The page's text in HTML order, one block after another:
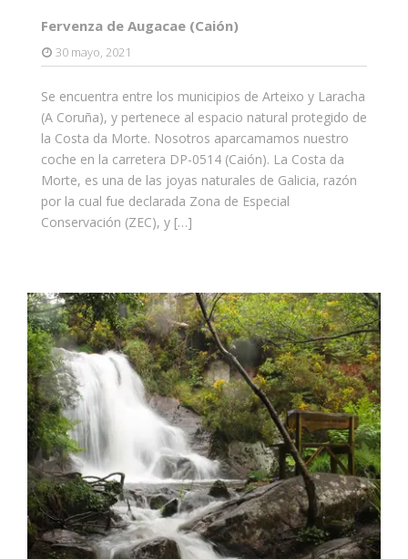
Fervenza de Augacae (Caión)
30 mayo, 2021
Se encuentra entre los municipios de Arteixo y Laracha
(A Coruña), y pertenece al espacio natural protegido de
la Costa da Morte. Nosotros aparcamamos nuestro
coche en la carretera DP-0514 (Caión). La Costa da
Morte, es una de las joyas naturales de Galicia, razón
por la cual fue declarada Zona de Especial
Conservación (ZEC), y […]